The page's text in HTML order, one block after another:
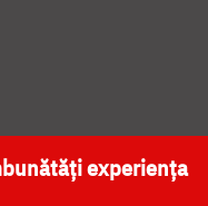
NAȚIONALĂ
experiența